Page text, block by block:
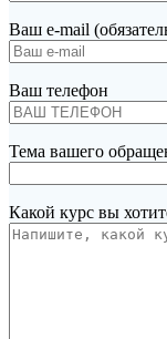
Ваш e-mail
Ваш телефон
Тема вашего
Какой курс вы